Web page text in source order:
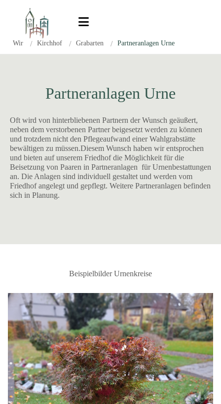
Zum Inhalt springen
Wir / Kirchhof / Grabarten / Partneranlagen Urne
Partneranlagen Urne
Oft wird von hinterbliebenen Partnern der Wunsch geäußert,
neben dem verstorbenen Partner beigesetzt werden zu können
und trotzdem nicht den Pflegeaufwand einer Wahlgrabstätte
bewältigen zu müssen.Diesem Wunsch haben wir entsprochen
und bieten auf unserem Friedhof die Möglichkeit für die
Beisetzung von Paaren in Partneranlagen für Urnenbestattungen
an. Die Anlagen sind individuell gestaltet und werden vom
Friedhof angelegt und gepflegt. Weitere Partneranlagen befinden
sich in Planung.
Beispielbilder Urnenkreise